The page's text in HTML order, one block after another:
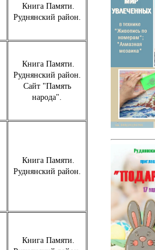
Книга Памяти.
Руднянский район.
Книга Памяти.
Руднянский район.
Сайт "Память
народа".
Книга Памяти.
Руднянский район.
Книга Памяти.